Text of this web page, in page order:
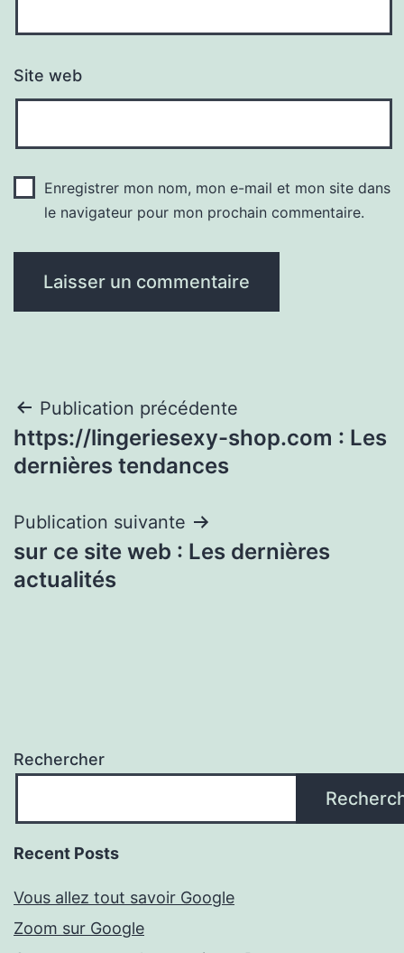
Site web
Enregistrer mon nom, mon e-mail et mon site dans
le navigateur pour mon prochain commentaire.
Navigation
de
Publication précédente
https://lingeriesexy-shop.com : Les
dernières tendances
Publication suivante
sur ce site web : Les dernières
actualités
Rechercher
Recent Posts
Vous allez tout savoir Google
Zoom sur Google